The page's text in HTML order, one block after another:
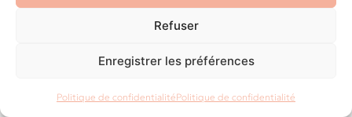
Refuser
Enregistrer les préférences
Politique de confidentialitéPolitique de confidentialité
(pas mal), de l’énergie (beaucoup), et une capacité à
peuple l’univers entrepreneurial.
La TVA et le calcul du TJM, c’est mon stand-up